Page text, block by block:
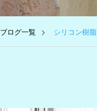
ブログ一覧 シリコン樹